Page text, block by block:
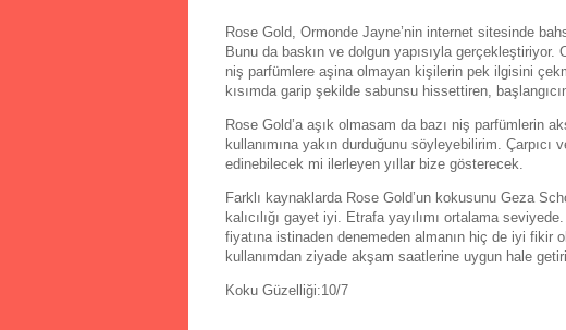
Rose Gold, Ormonde Jayne’nin internet sitesinde
Bunu da baskın ve dolgun yapısıyla
niş parfümlere aşina olmayan kişilerin pek ilgisini
kısımda garip şekilde sabunsu hissettiren,
Rose Gold’a aşık olmasam da bazı niş parfümlerin
kullanımına yakın durduğunu söyleyebilirim.
edinebilecek mi ilerleyen yıllar bize gösterecek.
Farklı kaynaklarda Rose Gold’un kokusunu Geza
kalıcılığı gayet iyi. Etrafa yayılımı ortalama
fiyatına istinaden denemeden almanın hiç de iyi fikir
kullanımdan ziyade akşam saatlerine uygun hale
Koku Güzelliği:10/7